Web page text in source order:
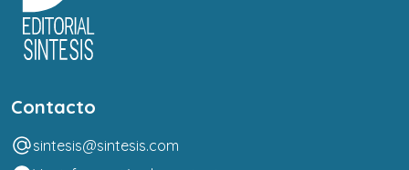
Contacto
sintesis@sintesis.com